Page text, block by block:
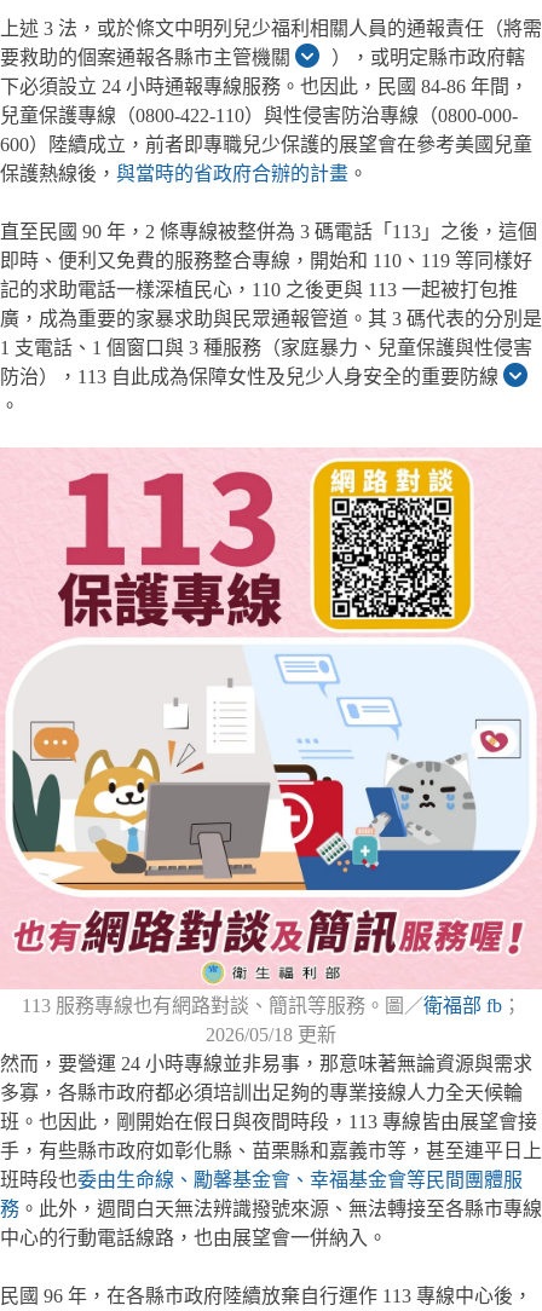
上述 3 法，或於條文中明列兒少福利相關人員的通報責任（將需
要救助的個案通報各縣市主管機關
），或明定縣市政府轄
下必須設立 24 小時通報專線服務。也因此，民國 84-86 年間，
兒童保護專線（0800-422-110）與性侵害防治專線（0800-000-
600）陸續成立，前者即專職兒少保護的展望會在參考美國兒童
保護熱線後， 與當時的省政府合辦的計畫 。
直至民國 90 年，2 條專線被整併為 3 碼電話「113」之後，這個
即時、便利又免費的服務整合專線，開始和 110、119 等同樣好
記的求助電話一樣深植民心，110 之後更與 113 一起被打包推
廣，成為重要的家暴求助與民眾通報管道。其 3 碼代表的分別是
1 支電話、1 個窗口與 3 種服務（家庭暴力、兒童保護與性侵害
防治），113 自此成為保障女性及兒少人身安全的重要防線
。
113 服務專線也有網路對談、簡訊等服務。圖／衛福部 fb；
2026/05/18 更新
然而，要營運 24 小時專線並非易事，那意味著無論資源與需求
多寡，各縣市政府都必須培訓出足夠的專業接線人力全天候輪
班。也因此，剛開始在假日與夜間時段，113 專線皆由展望會接
手，有些縣市政府如彰化縣、苗栗縣和嘉義市等，甚至連平日上
班時段也委由生命線、勵馨基金會、幸福基金會等民間團體服
務 。此外，週間白天無法辨識撥號來源、無法轉接至各縣市專線
中心的行動電話線路，也由展望會一併納入。
民國 96 年，在各縣市政府陸續放棄自行運作 113 專線中心後，